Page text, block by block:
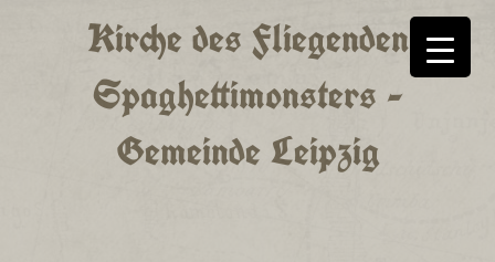
Kirche des Fliegenden
Spaghettimonsters -
Gemeinde Leipzig